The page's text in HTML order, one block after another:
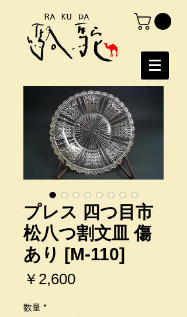
プレス 四つ目市
松八つ割文皿 傷
あり [M-110]
￥2,600価
数量 *